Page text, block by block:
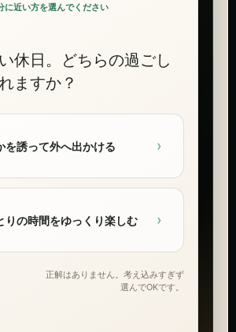
に近い方を選んでください
休日。どちらの過ごし
ますか？
を誘って外へ出かける ›
りの時間をゆっくり楽しむ ›
正解はありません。考え込みすぎず
選んでOKです。